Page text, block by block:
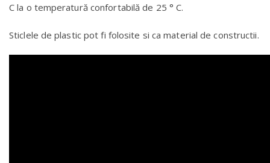
C la o temperatură confortabilă de 25 ° C.
Sticlele de plastic pot fi folosite si ca material de constructii.